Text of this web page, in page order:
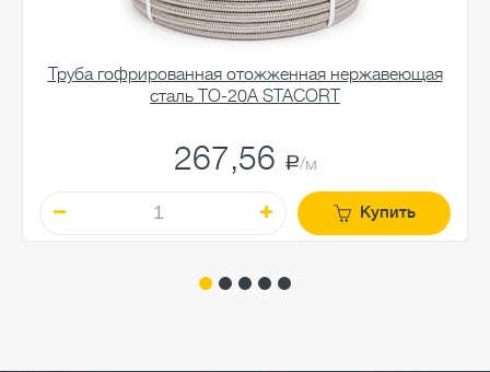
Труба гофрированная отожженная нержавеющая
сталь TO-20A STACORT
267,56 a/м
Купить